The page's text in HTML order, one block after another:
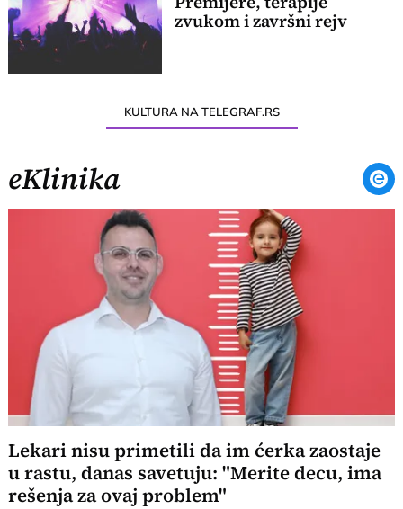
zvukom i završni rejv
KULTURA NA TELEGRAF.RS
eKlinika
Lekari nisu primetili da im ćerka zaostaje
u rastu, danas savetuju: "Merite decu, ima
rešenja za ovaj problem"